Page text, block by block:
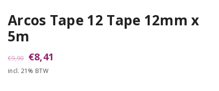
Arcos Tape 12 Tape 12mm x
5m
€9,90
Oorspronkelijke
prijs
€8,41
incl. 21% BTW